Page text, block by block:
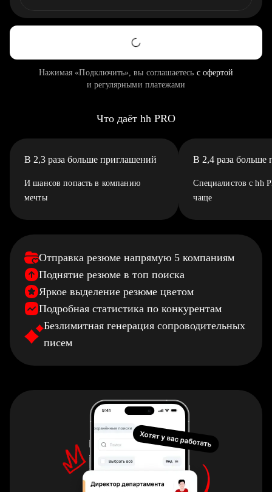
Нажимая «Подключить», вы соглашаетесь с офертой
и регулярными платежами
Что даёт hh PRO
В 2,3 раза больше приглашений
И шансов попасть в компанию
мечты
В 2,4 раза больше
Специалистов с hh
чаще
Отправка резюме напрямую 5 компаниям
Поднятие резюме в топ поиска
Яркое выделение резюме цветом
Подробная статистика по конкурентам
Безлимитная генерация сопроводительных
писем